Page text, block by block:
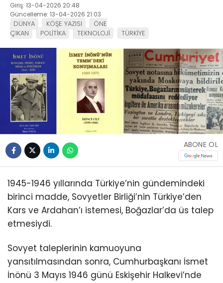
Giriş: 13-04-2026 20:48
Güncelleme: 13-04-2026 21:03
DÜNYA KÖŞE YAZISI
ÖNE
ÇIKAN
POLİTİKA TEKNOLOJİ TÜRKİYE
ABONE OL
1945-1946 yıllarında Türkiye’nin gündemindeki
birinci madde, Sovyetler Birliği’nin Türkiye’den
Kars ve Ardahan’ı istemesi, Boğazlar’da üs talep
etmesiydi.
Sovyet taleplerinin kamuoyuna
yansıtılmasından sonra, Cumhurbaşkanı İsmet
İnönü 3 Mayıs 1946 günü Eskişehir Halkevi’nde